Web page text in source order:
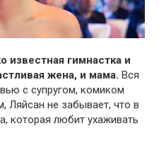
известная гимнастка и
жена, и мама. Вся
с супругом, комиком
Ляйсан не забывает, что в
которая любит ухаживать